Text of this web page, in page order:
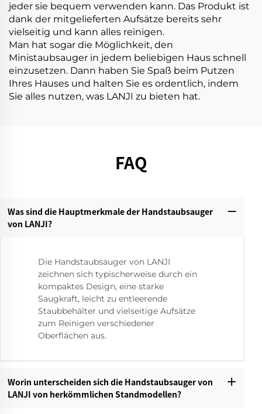
jeder sie bequem verwenden kann. Das Produkt ist
dank der mitgelieferten Aufsätze bereits sehr
vielseitig und kann alles reinigen.
Man hat sogar die Möglichkeit, den
Ministaubsauger in jedem beliebigen Haus schnell
einzusetzen. Dann haben Sie Spaß beim Putzen
Ihres Hauses und halten Sie es ordentlich, indem
Sie alles nutzen, was LANJI zu bieten hat.
FAQ
Was sind die Hauptmerkmale der Handstaubsauger
von LANJI?‌
Die Handstaubsauger von LANJI
zeichnen sich typischerweise durch ein
kompaktes Design, eine starke
Saugkraft, leicht zu entleerende
Staubbehälter und vielseitige Aufsätze
zum Reinigen verschiedener
Oberflächen aus.
Worin unterscheiden sich die Handstaubsauger von
LANJI von herkömmlichen Standmodellen?‌